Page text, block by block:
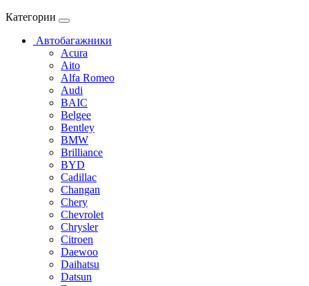
Категории
Автобагажники
Acura
Aito
Alfa Romeo
Audi
BAIC
Belgee
Bentley
BMW
Brilliance
BYD
Cadillac
Changan
Chery
Chevrolet
Chrysler
Citroen
Daewoo
Daihatsu
Datsun